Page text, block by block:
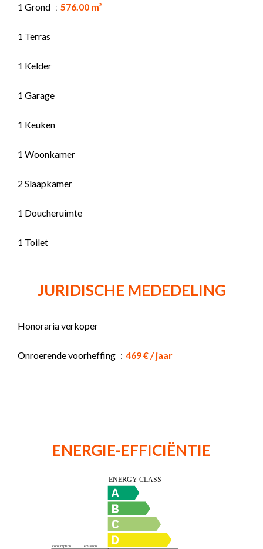
1 Grond 576.00 m²
1 Terras
1 Kelder
1 Garage
1 Keuken
1 Woonkamer
2 Slaapkamer
1 Doucheruimte
1 Toilet
JURIDISCHE MEDEDELING
Honoraria verkoper
Onroerende voorheffing 469 € / jaar
ENERGIE-EFFICIËNTIE